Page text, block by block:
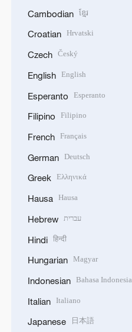
Cambodian ខ្មែរ
Croatian Hrvatski
Czech Český
English English
Esperanto Esperanto
Filipino Filipino
French Français
German Deutsch
Greek Ελληνικά
Hausa Hausa
Hebrew עברית
Hindi हिन्दी
Hungarian Magyar
Indonesian Bahasa Indonesia
Italian Italiano
Japanese 日本語